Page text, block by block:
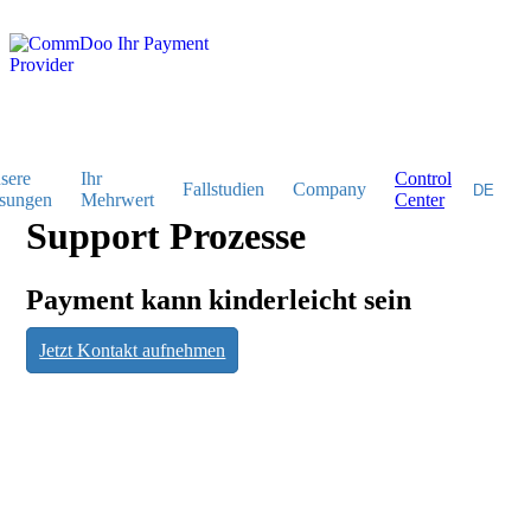
Ihr
Mehrwert
Fallstudien Company
Control
Center
Support
Prozesse
Support Prozesse
Payment kann kinderleicht sein
Jetzt Kontakt aufnehmen